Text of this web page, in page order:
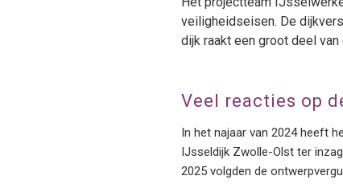
veiligheidseisen. De
dijk raakt een groot deel
Veel reacties op
In het najaar van 2024 heeft
IJsseldijk Zwolle-Olst ter
2025 volgden de